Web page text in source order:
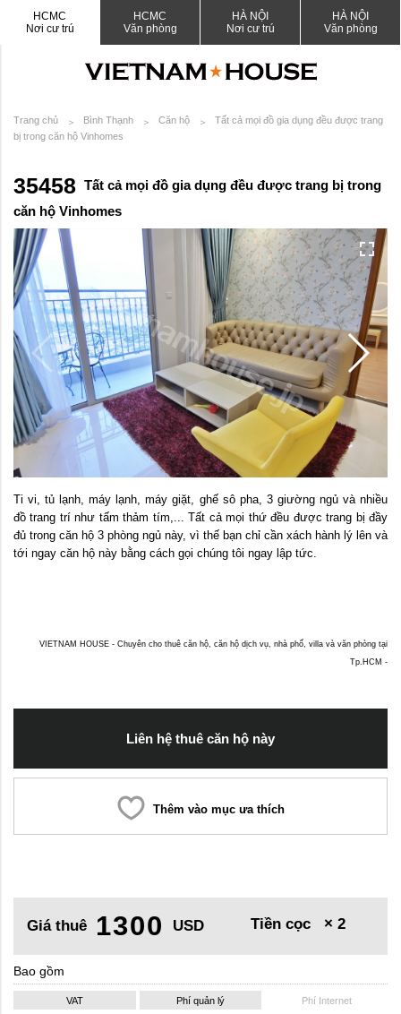
HCMC
Nơi cư trú
HCMC
Văn phòng
HÀ NỘI
Nơi cư trú
HÀ NỘI
Văn phòng
Trang chủ Bình Thạnh Căn hộ
Tất cả mọi đồ gia dụng đều được trang
bị trong căn hộ Vinhomes
35458 Tất cả mọi đồ gia dụng đều được trang bị trong
căn hộ Vinhomes
Ti vi, tủ lạnh, máy lạnh, máy giặt, ghế sô pha, 3 giường ngủ và nhiều
đồ trang trí như tấm thảm tím,... Tất cả mọi thứ đều được trang bị đầy
đủ trong căn hộ 3 phòng ngủ này, vì thế bạn chỉ cần xách hành lý lên và
tới ngay căn hộ này bằng cách gọi chúng tôi ngay lập tức.
VIETNAM HOUSE - Chuyên cho thuê căn hộ, căn hộ dịch vụ, nhà phố, villa và văn phòng tại
Tp.HCM -
Liên hệ thuê căn hộ này
Thêm vào mục ưa thích
Giá thuê 1300 USD Tiền cọc × 2
Bao gồm
VAT Phí quản lý Phí Internet